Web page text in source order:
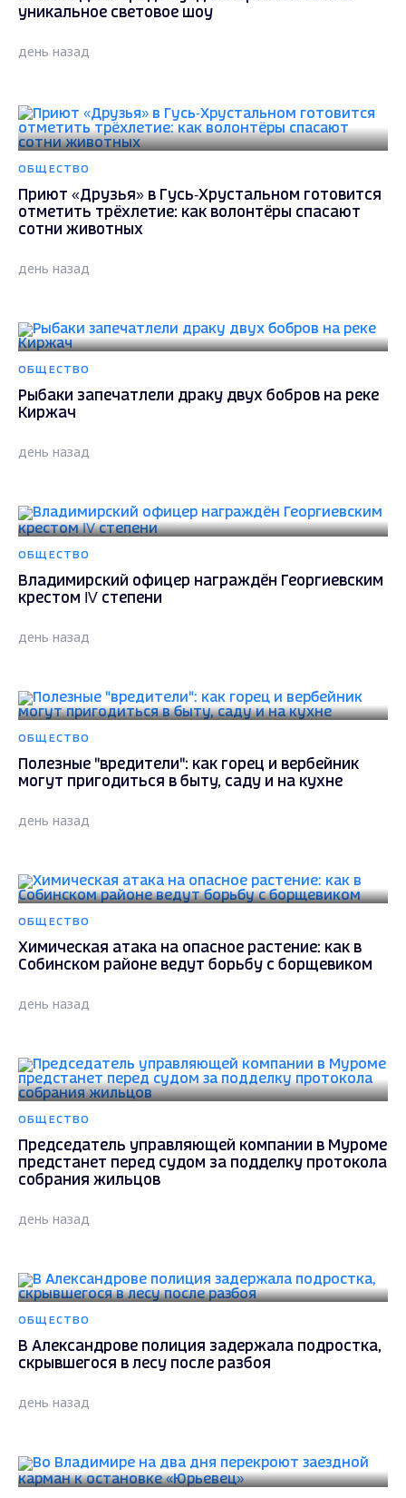
уникальное световое шоу
день назад
ОБЩЕСТВО
Приют «Друзья» в Гусь‑Хрустальном готовится
отметить трёхлетие: как волонтёры спасают
сотни животных
день назад
ОБЩЕСТВО
Рыбаки запечатлели драку двух бобров на реке
Киржач
день назад
ОБЩЕСТВО
Владимирский офицер награждён Георгиевским
крестом IV степени
день назад
ОБЩЕСТВО
Полезные "вредители": как горец и вербейник
могут пригодиться в быту, саду и на кухне
день назад
ОБЩЕСТВО
Химическая атака на опасное растение: как в
Собинском районе ведут борьбу с борщевиком
день назад
ОБЩЕСТВО
Председатель управляющей компании в Муроме
предстанет перед судом за подделку протокола
собрания жильцов
день назад
ОБЩЕСТВО
В Александрове полиция задержала подростка,
скрывшегося в лесу после разбоя
день назад